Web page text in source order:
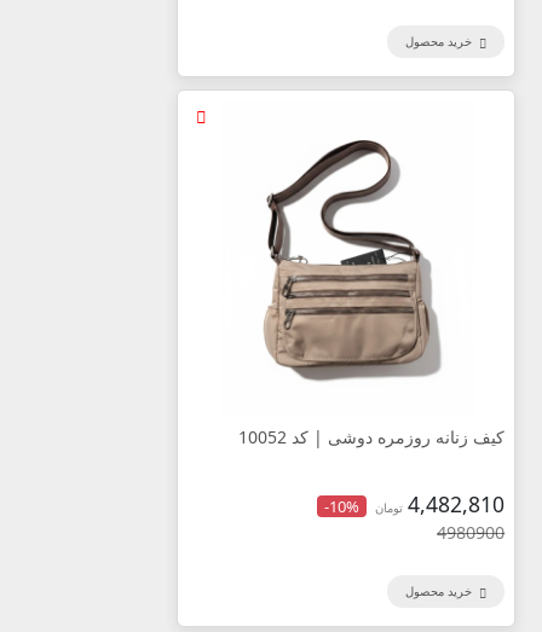
خرید محصول
کیف زنانه روزمره دوشی | کد 10052
4,482,810 تومان -10%
4980900
خرید محصول